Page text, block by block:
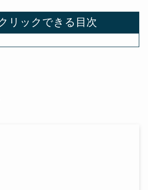
リックできる目次